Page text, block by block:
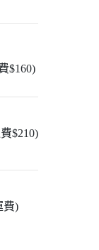
$160)
$210)
費)